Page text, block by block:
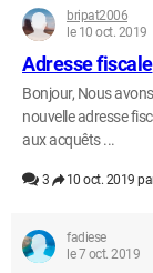
bripat2006
le 10 oct. 2019
Adresse fiscale
Bonjour, Nous
nouvelle adresse
aux acquêts ...
3 10 oct. 2019
fadiese
le 7 oct. 2019